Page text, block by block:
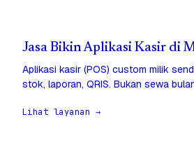
Jasa Bikin Aplikasi Kasir di
Aplikasi kasir (POS) custom milik
stok, laporan, QRIS. Bukan sewa
Lihat layanan →